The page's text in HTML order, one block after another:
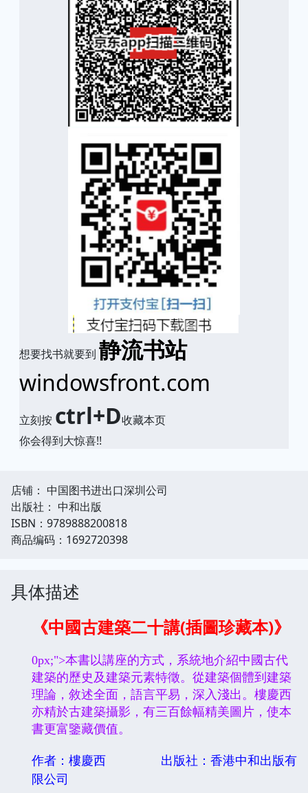
想要找书就要到 静流书站
windowsfront.com
立刻按 ctrl+D收藏本页
你会得到大惊喜!!
店铺： 中国图书进出口深圳公司
出版社： 中和出版
ISBN：9789888200818
商品编码：1692720398
具体描述
《中國古建築二十講(插圖珍藏本)》
0px;">本書以講座的方式，系統地介紹中國古代
建築的歷史及建築元素特徵。從建築個體到建築
理論，敘述全面，語言平易，深入淺出。樓慶西
亦精於古建築攝影，有三百餘幅精美圖片，使本
書更富鑒藏價值。
作者：樓慶西 出版社：香港中和出版有
限公司